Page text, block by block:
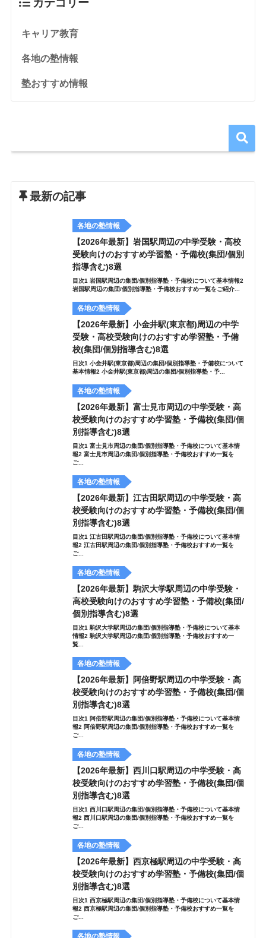
キャリア教育
各地の塾情報
塾おすすめ情報
最新の記事
各地の塾情報
【2026年最新】岩国駅周辺の中学受験・高校
受験向けのおすすめ学習塾・予備校(集団/個別
指導含む)8選
目次1 岩国駅周辺の集団/個別指導塾・予備校について基本情報2
岩国駅周辺の集団/個別指導塾・予備校おすすめ一覧をご紹介...
各地の塾情報
【2026年最新】小金井駅(東京都)周辺の中学
受験・高校受験向けのおすすめ学習塾・予備
校(集団/個別指導含む)8選
目次1 小金井駅(東京都)周辺の集団/個別指導塾・予備校について
基本情報2 小金井駅(東京都)周辺の集団/個別指導塾・予...
各地の塾情報
【2026年最新】富士見市周辺の中学受験・高
校受験向けのおすすめ学習塾・予備校(集団/個
別指導含む)8選
目次1 富士見市周辺の集団/個別指導塾・予備校について基本情
報2 富士見市周辺の集団/個別指導塾・予備校おすすめ一覧を
ご...
各地の塾情報
【2026年最新】江古田駅周辺の中学受験・高
校受験向けのおすすめ学習塾・予備校(集団/個
別指導含む)8選
目次1 江古田駅周辺の集団/個別指導塾・予備校について基本情
報2 江古田駅周辺の集団/個別指導塾・予備校おすすめ一覧を
ご...
各地の塾情報
【2026年最新】駒沢大学駅周辺の中学受験・
高校受験向けのおすすめ学習塾・予備校(集団/
個別指導含む)8選
目次1 駒沢大学駅周辺の集団/個別指導塾・予備校について基本
情報2 駒沢大学駅周辺の集団/個別指導塾・予備校おすすめ一
覧...
各地の塾情報
【2026年最新】阿倍野駅周辺の中学受験・高
校受験向けのおすすめ学習塾・予備校(集団/個
別指導含む)8選
目次1 阿倍野駅周辺の集団/個別指導塾・予備校について基本情
報2 阿倍野駅周辺の集団/個別指導塾・予備校おすすめ一覧を
ご...
各地の塾情報
【2026年最新】西川口駅周辺の中学受験・高
校受験向けのおすすめ学習塾・予備校(集団/個
別指導含む)8選
目次1 西川口駅周辺の集団/個別指導塾・予備校について基本情
報2 西川口駅周辺の集団/個別指導塾・予備校おすすめ一覧を
ご...
各地の塾情報
【2026年最新】西京極駅周辺の中学受験・高
校受験向けのおすすめ学習塾・予備校(集団/個
別指導含む)8選
目次1 西京極駅周辺の集団/個別指導塾・予備校について基本情
報2 西京極駅周辺の集団/個別指導塾・予備校おすすめ一覧を
ご...